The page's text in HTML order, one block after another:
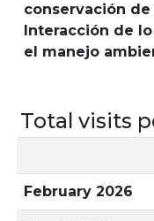
conservación
Interacción de
el manejo
Total visits
February 2026